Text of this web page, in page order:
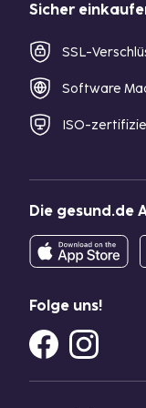
Sicher
SSL-
Software
ISO-
Die gesund.de
Folge uns!